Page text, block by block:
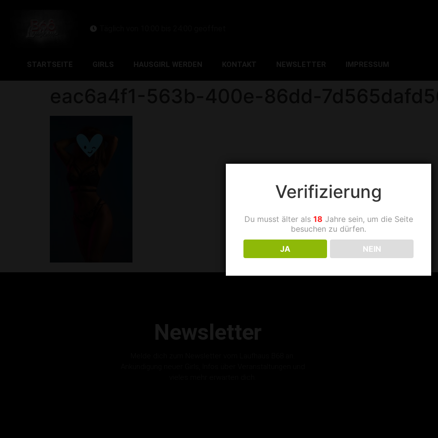
STARTSEITE GIRLS HAUSGIRL WERDEN KONTAKT NEWSLETTER IMPRESSUM
Newsletter
Verifizierung
Du musst älter als 18 Jahre sein, um die Seite
besuchen zu dürfen.
JA NEIN